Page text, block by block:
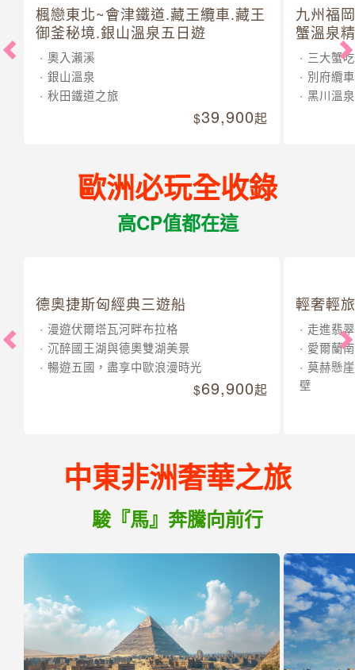
楓戀東北~會津鐵道.藏王纜車.藏王
御釜秘境.銀山溫泉五日遊
奧入瀨溪
銀山溫泉
秋田鐵道之旅
39,900起
九州福
蟹溫泉
三大蟹
別府纜車
黑川溫泉
歐洲必玩全收錄
高CP值都在這
德奧捷斯匈經典三遊船
漫遊伏爾塔瓦河畔布拉格
沉醉國王湖與德奧雙湖美景
暢遊五國，盡享中歐浪漫時光
69,900起
輕奢輕
走進翡
愛爾蘭
莫赫懸
壁
中東非洲奢華之旅
駿『馬』奔騰向前行